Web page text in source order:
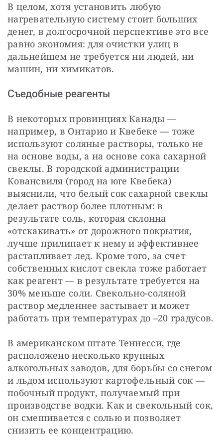
В целом, хотя установить любую
нагревательную систему стоит больших
денег, в долгосрочной перспективе это все
равно экономия: для очистки улиц в
дальнейшем не требуется ни людей, ни
машин, ни химикатов.
Съедобные реагенты
В некоторых провинциях Канады —
например, в Онтарио и Квебеке — тоже
используют соляные растворы, только не
на основе воды, а на основе сока сахарной
свеклы. В городской администрации
Ковансвиля (город на юге Квебека)
выяснили, что белый сок сахарной свеклы
делает раствор более плотным: в
результате соль, которая склонна
«отскакивать» от дорожного покрытия,
лучше прилипает к нему и эффективнее
растапливает лед. Кроме того, за счет
собственных кислот свекла тоже работает
как реагент — в результате требуется на
30% меньше соли. Свекольно-соляной
раствор медленнее застывает и может
работать при температурах до –20 градусов.
В американском штате Теннесси, где
расположено несколько крупных
алкогольных заводов, для борьбы со снегом
и льдом используют картофельный сок —
побочный продукт, получаемый при
производстве водки. Как и свекольный сок,
он смешивается с солью и позволяет
снизить ее концентрацию.